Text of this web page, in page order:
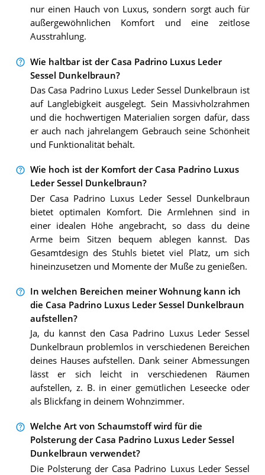
nur einen Hauch von Luxus, sondern sorgt auch für
außergewöhnlichen Komfort und eine zeitlose
Ausstrahlung.
Wie haltbar ist der Casa Padrino Luxus Leder
Sessel Dunkelbraun?
Das Casa Padrino Luxus Leder Sessel Dunkelbraun ist
auf Langlebigkeit ausgelegt. Sein Massivholzrahmen
und die hochwertigen Materialien sorgen dafür, dass
er auch nach jahrelangem Gebrauch seine Schönheit
und Funktionalität behält.
Wie hoch ist der Komfort der Casa Padrino Luxus
Leder Sessel Dunkelbraun?
Der Casa Padrino Luxus Leder Sessel Dunkelbraun
bietet optimalen Komfort. Die Armlehnen sind in
einer idealen Höhe angebracht, so dass du deine
Arme beim Sitzen bequem ablegen kannst. Das
Gesamtdesign des Stuhls bietet viel Platz, um sich
hineinzusetzen und Momente der Muße zu genießen.
In welchen Bereichen meiner Wohnung kann ich
die Casa Padrino Luxus Leder Sessel Dunkelbraun
aufstellen?
Ja, du kannst den Casa Padrino Luxus Leder Sessel
Dunkelbraun problemlos in verschiedenen Bereichen
deines Hauses aufstellen. Dank seiner Abmessungen
lässt er sich leicht in verschiedenen Räumen
aufstellen, z. B. in einer gemütlichen Leseecke oder
als Blickfang in deinem Wohnzimmer.
Welche Art von Schaumstoff wird für die
Polsterung der Casa Padrino Luxus Leder Sessel
Dunkelbraun verwendet?
Die Polsterung der Casa Padrino Luxus Leder Sessel